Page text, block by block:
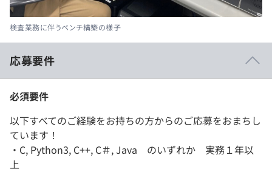
検査業務に伴うベンチ構築の様子
応募要件
必須要件
以下すべてのご経験をお持ちの方からのご応募をおまちし
ています！
・C, Python3, C++, C＃, Java のいずれか 実務１年以
上